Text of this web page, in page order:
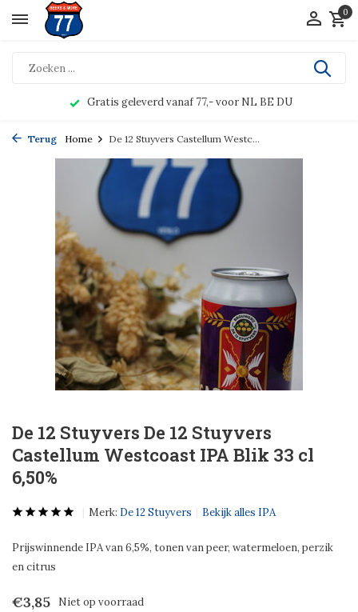
0
Gratis geleverd vanaf 77,- voor NL BE DU
Terug Home De 12 Stuyvers Castellum Westc...
De 12 Stuyvers De 12 Stuyvers
Castellum Westcoast IPA Blik 33 cl
6,50%
Merk: De 12 Stuyvers Bekijk alles IPA
Prijswinnende IPA van 6,5%, tonen van peer, watermeloen, perzik
en citrus
€3,85 Niet op voorraad